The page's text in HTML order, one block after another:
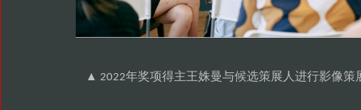
▲ 2022年奖项得主王姝曼与候选策展人进行影像策